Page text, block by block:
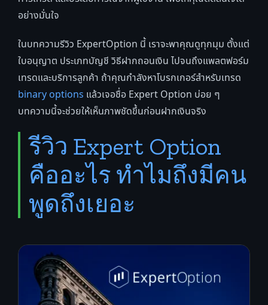
อย่างมั่นใจ
ในบทความรีวิว ExpertOption นี้ เราจะพาคุณดูทุกมุม ตั้งแต่
ใบอนุญาต ประเภทบัญชี วิธีฝากถอนเงิน ไปจนถึงแพลตฟอร์ม
เทรดและบริการลูกค้า ถ้าคุณกำลังหาโบรกเกอร์สำหรับเทรด
binary options แล้วเจอชื่อ Expert Option บ่อย ๆ
บทความนี้จะช่วยให้เห็นภาพชัดขึ้นก่อนฝากเงินจริง
รีวิว Expert Option
คืออะไร ทำไมถึงมีคน
พูดถึงเยอะ